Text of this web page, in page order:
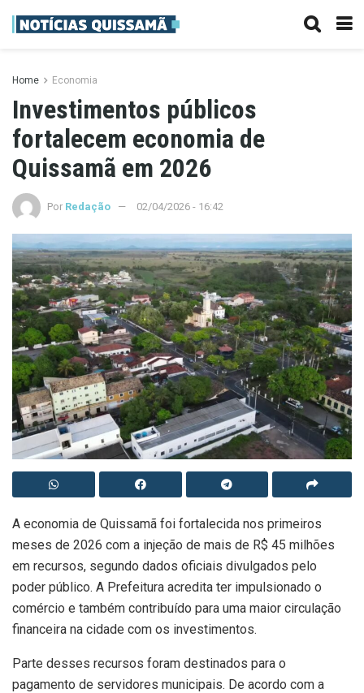
Home Economia
Investimentos públicos
fortalecem economia de
Quissamã em 2026
Por Redação 02/04/2026 - 16:42
A economia de Quissamã foi fortalecida nos primeiros
meses de 2026 com a injeção de mais de R$ 45 milhões
em recursos, segundo dados oficiais divulgados pelo
poder público. A Prefeitura acredita ter impulsionado o
comércio e também contribuído para uma maior circulação
financeira na cidade com os investimentos.
Parte desses recursos foram destinados para o
pagamento de servidores municipais. De acordo com a